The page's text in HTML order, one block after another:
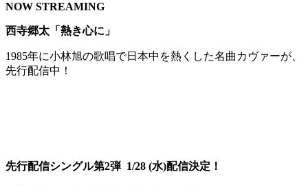
NOW STREAMING
西寺郷太「熱き心に」
1985年に小林旭の歌唱で日本中を熱くした名曲カヴァーが、
先行配信中！
先行配信シングル第2弾 1/28 (水)配信決定！